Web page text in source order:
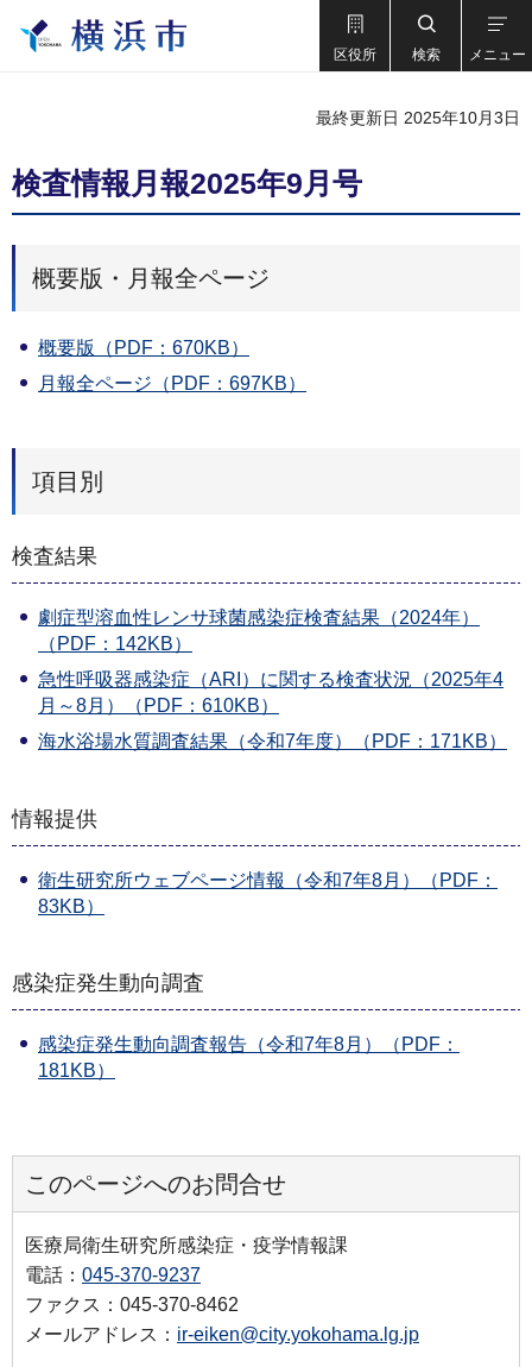
区役所 検索 メニュー
最終更新日 2025年10月3日
検査情報月報2025年9月号
概要版・月報全ページ
概要版（PDF：670KB）
月報全ページ（PDF：697KB）
項目別
検査結果
劇症型溶血性レンサ球菌感染症検査結果（2024年）
（PDF：142KB）
急性呼吸器感染症（ARI）に関する検査状況（2025年4
月～8月）（PDF：610KB）
海水浴場水質調査結果（令和7年度）（PDF：171KB）
情報提供
衛生研究所ウェブページ情報（令和7年8月）（PDF：
83KB）
感染症発生動向調査
感染症発生動向調査報告（令和7年8月）（PDF：
181KB）
このページへのお問合せ
医療局衛生研究所感染症・疫学情報課
電話： 045-370-9237
ファクス：045-370-8462
メールアドレス： ir-eiken@city.yokohama.lg.jp